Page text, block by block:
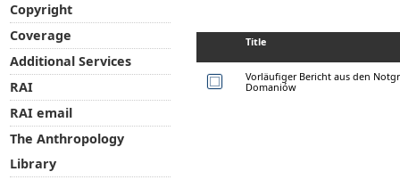
Title
Vorläufiger Bericht aus den
Domaniów
Copyright
Coverage
Additional Services
RAI
RAI email
The Anthropology
Library